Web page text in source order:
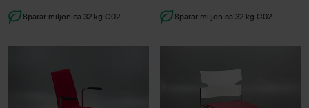
Sparar miljön ca 32 kg C02 Sparar miljön ca 32 kg C02